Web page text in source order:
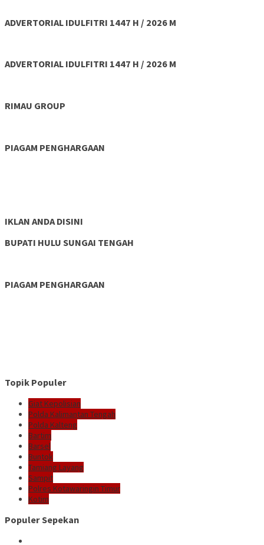
ADVERTORIAL IDULFITRI 1447 H / 2026 M
ADVERTORIAL IDULFITRI 1447 H / 2026 M
RIMAU GROUP
PIAGAM PENGHARGAAN
IKLAN ANDA DISINI
BUPATI HULU SUNGAI TENGAH
PIAGAM PENGHARGAAN
Topik Populer
Giat Kepolisian
Polda Kalimantan Tengah
Polda Kalteng
Bartim
Barsel
Buntok
Tamiang Layang
Sampit
Polres Kotawaringin Timur
Kotim
Populer Sepekan